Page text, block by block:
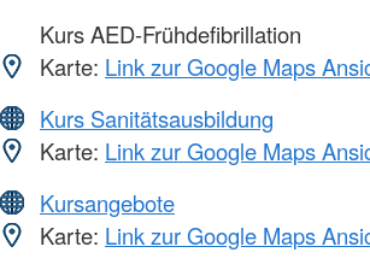
Kurs AED-Frühdefibrillation
Karte: Link zur Google Maps
Kurs Sanitätsausbildung
Karte: Link zur Google Maps
Kursangebote
Karte: Link zur Google Maps